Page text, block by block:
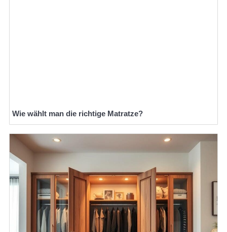
Wie wählt man die richtige Matratze?